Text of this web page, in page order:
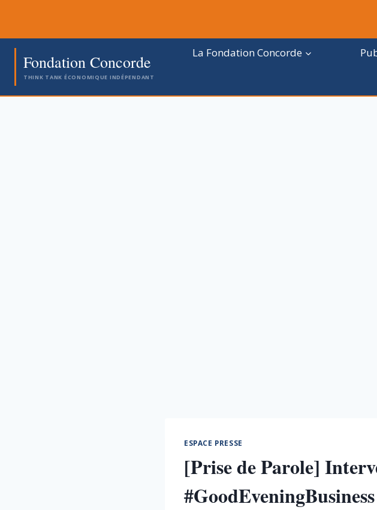
contenu
Fondation Concorde
THINK TANK ÉCONOMIQUE INDÉPENDANT
La Fondation Concorde
ESPACE PRESSE
[Prise de Parole]